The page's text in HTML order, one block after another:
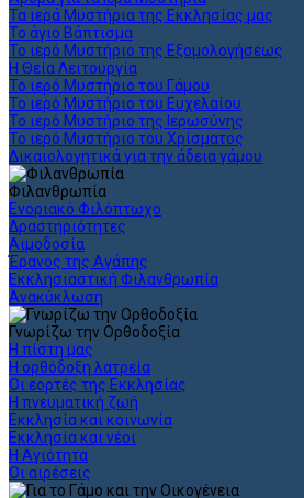
Τα ιερά Μυστήρια της Εκκλησίας μας
Το άγιο Βάπτισμα
Το ιερό Μυστήριο της Εξομολογήσεως
Η Θεία Λειτουργία
Το ιερό Μυστήριο του Γάμου
Το ιερό Μυστήριο του Ευχελαίου
Το ιερό Μυστήριο της Ιερωσύνης
Το ιερό Μυστήριο του Χρίσματος
Δικαιολογητικά για την άδεια γάμου
Φιλανθρωπία
Ενοριακό Φιλόπτωχο
Δραστηριότητες
Αιμοδοσία
Έρανος της Αγάπης
Εκκλησιαστική Φιλανθρωπία
Ανακύκλωση
Γνωρίζω την Ορθοδοξία
Η πίστη μας
Η ορθόδοξη λατρεία
Οι εορτές της Εκκλησίας
Η πνευματική ζωή
Εκκλησία και κοινωνία
Εκκλησία και νέοι
Η Αγιότητα
Οι αιρέσεις